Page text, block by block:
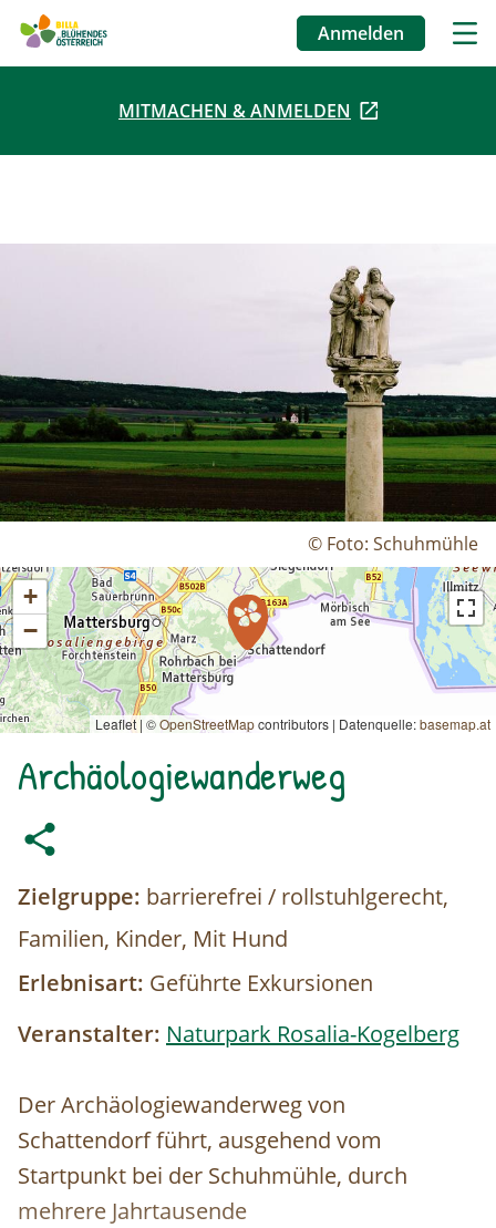
Direkt
Benutzermenü
Anmelden
MITMACHEN & ANMELDEN
© Foto: Schuhmühle
+
−
Leaflet | ©OpenStreetMapcontributors | Datenquelle:basemap.at
Archäologiewanderweg
Zielgruppe: barrierefrei / rollstuhlgerecht,
Familien, Kinder, Mit Hund
Erlebnisart: Geführte Exkursionen
Veranstalter: Naturpark Rosalia-Kogelberg
Der Archäologiewanderweg von
Schattendorf führt, ausgehend vom
Startpunkt bei der Schuhmühle, durch
mehrere Jahrtausende